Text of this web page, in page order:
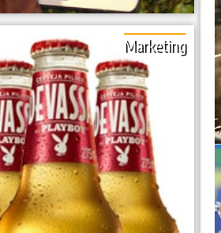
Marketing